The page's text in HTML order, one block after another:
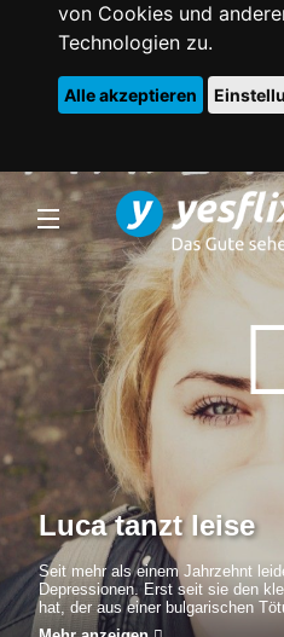
von Cookies und
Technologien zu.
Alle akzeptieren
Luca tanzt leise
Seit mehr als einem Jahrzehnt
Depressionen. Erst seit sie den
hat, der aus einer bulgarischen